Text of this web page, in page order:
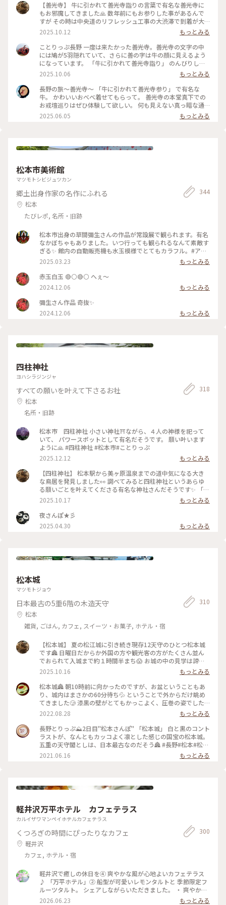
【善光寺】 牛に引かれて善光寺詣りの言葉で有名な善光寺に
もお邪魔してきました🙏 数年前にもお参りした事があるんで
すが その時は中央道のリフレッシュ工事の大渋滞で到着が大
幅に遅れて仲見世通りは全てスルーだったのでリベンジ嬉しい
です😊 びんずるさんを摩って本堂にお参りして御朱印をいた
だいて さて！仲見世通り行こうかー😆って時に警備員のおっ
ちゃんに声をかけられまして この日は秋の彼岸の初日だった
のであとちょっと待つと法要を終えられた導師様が通りかかる
とのこと😳 更にもうちょっと待つと今度は法要に向かう上人
様が通られるそうなので両方に並んでお数珠頂戴をしていただ
けました🙏✨ 上人様や導師様が本堂での法要への行き帰りに
参道に跪いた参拝者の方の頭を手に持った数珠で撫でて功徳を
授けてくださるのがお数珠頂戴です📿 なんてステキなタイミ
ング✨はじめて授けていただけました✨✨ 教えてくれた警備の
おっちゃんにも大感謝です(*´꒳`*) （2025.9.20） #お寺 #御朱
2025.10.12
もっとみる
ことりっぷ長野 一度は来たかった善光寺。善光寺の文字の中
には鳩が5羽隠れていて、さらに善の字は牛の顔に見えるよう
になっています。 「牛に引かれて善光寺詣り」 のんびりした
お詣りかなと思っていましたが、布を引っかけた牛を「走っ
て」追いかけたところ、善光寺にたどり着いてしまったという
伝説でした。 いろいろと発見があって面白かったです。 #長野
#善光寺#お寺#牛#鳩
2025.10.06
もっとみる
長野の旅～善光寺～ 「牛に引かれて善光寺参り」 で有名な
牛。 かわいいおべべ着せてもらって。 善光寺の本堂真下での
お戒壇巡りはぜひ体験して欲しい。 何も見えない真っ暗な通
路を歩く 仏様と縁を結ぶ修行だそうです。 #長野県#長野市#善
光寺#お戒壇巡り
2025.06.05 もっとみる
松本市美術館
マツモトシビジュツカン
郷土出身作家の名作にふれる
松本
たびレポ, 名所・旧跡
344
松本市出身の草間彌生さんの作品が常設展で観られます。有名
なかぼちゃもありました。いつ行っても観られるなんて素敵す
ぎる✨ 館内の自動販売機も水玉模様でとてもカラフル。#アー
トな景色#美術館
2025.03.23
もっとみる
赤玉白玉 🔴⚪🔴⚪ へぇ～
2024.12.06
もっとみる
彌生さん作品 奇抜✨
2024.12.06
もっとみる
四柱神社
ヨハシラジンジャ
すべての願いを叶えて下さるお社
松本
名所・旧跡
318
松本市 四柱神社 小さい神社⛩️ながら、４人の神様を祀って
いて、 パワースポットとして有名だそうです。 願い叶います
ように🙏 #四柱神社 #松本市#ことりっぷ
2025.12.12
もっとみる
【四柱神社】 松本駅から美ヶ原温泉までの道中気になる大き
な鳥居を発見しました👀 調べてみると四柱神社というあらゆ
る願いごとを叶えてくださる有名な神社さんだそうです✨ 「よ
はしら」と読むそうで「しちゅう」って読んじゃった💦 松本
城から歩いて行ける距離だったので松本駅を目指すお散歩がて
ら邪魔してきました🙏 こちらの鳩さんですが鳩さんのお豆が
売られているからかとっても人慣れしているみたいで 餌やり
している少年の頭や肩に鳩が群がっていてとても楽しそうでし
2025.10.17
もっとみる
夜さんぽ★彡
2025.04.30
もっとみる
松本城
マツモトジョウ
日本最古の5重6階の木造天守
松本
雑貨, ごはん, カフェ, スイーツ・お菓子, ホテル・宿
310
【松本城】 夏の松江城に引き続き現存12天守のひとつ松本城
です🏯 日曜日だからか外国の方や観光客の方がたくさん並ん
でおられて入城まで約１時間半まち😱 お城の中の見学は諦め
て外観のみ堪能してきました 現存12天守のうち五重天守が見
れるのは姫路城と松本城のみ👀 別名が深志城の6階建のかっこ
いい黒いお城です✨ 黒いから烏城🐦‍⬛とも呼ばれているんです
がそれは60年前くらいにバスガイドさんが言いはじめたそうで
正式な別名ではないそうです😳 やはりお堀とおっきい天守閣
って絵になりますよねぇ☺️ お城の近くでコスモスが咲いてい
るのも見つけました🌸秋ですねぇ🍂 （2025.9.21） #現存12天
守 #国宝5城 #国宝 #お城 #秋の信州推し事の旅2025 #秋の装い
#松本 #ことりっぷ長野
2025.10.16
もっとみる
松本城🏯 朝10時前に向かったのですが、お盆ということもあ
り、城内はまさかの60分待ち💦 ということで外からだけ眺め
てきました🥲 漆黒の壁がとてもかっこよく、圧巻の姿でした✨
最寄りのバス停を降りると、お堀に白鳥がいました🦢 (来訪
日:8月中旬) #松本 #松本城 #城 #風景 #景色 #ことりっぷ長野
#Myことりっぷ #私のことりっぷ2022
2022.08.28
もっとみる
長野とりっぷ⛰2日目"松本さんぽ" 「松本城」 白と黒のコント
ラストが、なんともカッコよく凛とした感じの国宝の松本城。
五重の天守閣としは、日本最古なのだそう🏯 #長野#松本#松本
城#ライトアップ#自然にふれる
2021.06.16 もっとみる
軽井沢万平ホテル カフェテラス
カルイザワマンペイホテルカフェテラス
くつろぎの時間にぴったりなカフェ
軽井沢
カフェ, ホテル・宿
300
軽井沢で癒しの休日を④ 爽やかな風が心地よいカフェテラス
♪ 「万平ホテル」② 船型が可愛いレモンタルトと 季節限定フ
ルーツタルト。 シェアしながらいただきました。 ・ 爽やかな
風景を楽しみながら 贅沢なティータイムになりました。 #軽井
2026.06.23 もっとみる